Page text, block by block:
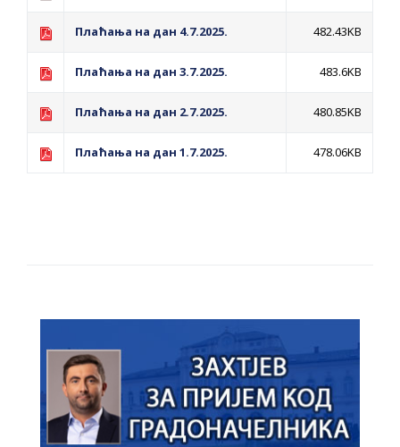
Плаћања на дан 4.7.2025. 482.43KB
Плаћања на дан 3.7.2025. 483.6KB
Плаћања на дан 2.7.2025. 480.85KB
Плаћања на дан 1.7.2025. 478.06KB